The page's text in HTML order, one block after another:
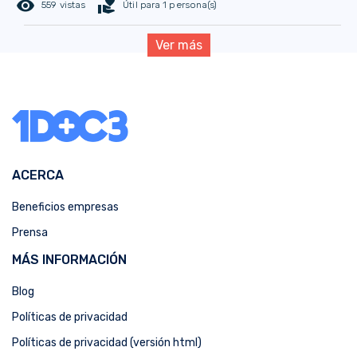
remove_red_eye 559 vistas volunteer_activism Útil para 1 persona(s)
Ver más
ACERCA
Beneficios empresas
Prensa
MÁS INFORMACIÓN
Blog
Políticas de privacidad
Políticas de privacidad (versión html)